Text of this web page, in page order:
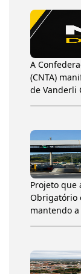
A
(CNTA)
de Vanderli
Projeto que
Obrigatório
mantendo